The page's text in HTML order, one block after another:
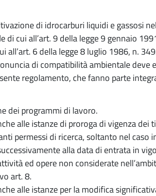
di idrocarburi liquidi e gassosi
cui all’art. 9 della legge 9 gennaio
all’art. 6 della legge 8 luglio 1986, n.
di compatibilità ambientale deve
regolamento, che fanno parte
dei programmi di lavoro.
alle istanze di proroga di vigenza dei
permessi di ricerca, soltanto nel caso
alla data di entrata in
ed opere non considerate
art. 8.
alle istanze per la modifica